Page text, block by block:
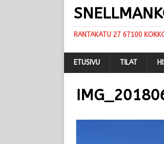
RANTAKATU 27 67100
ETUSIVU TILAT